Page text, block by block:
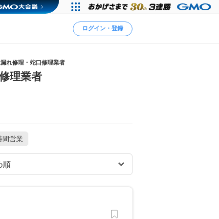
ログイン・登録
れ修理・蛇口修理業者
理業者
間営業